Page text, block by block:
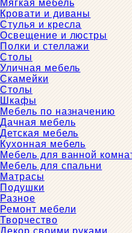
Мягкая мебель
Кровати и диваны
Стулья и кресла
Освещение и люстры
Полки и стеллажи
Столы
Уличная мебель
Скамейки
Столы
Шкафы
Мебель по назначению
Дачная мебель
Детская мебель
Кухонная мебель
Мебель для ванной
Мебель для спальни
Матрасы
Подушки
Разное
Ремонт мебели
Творчество
Декор своими руками